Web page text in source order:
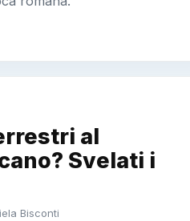
al
Svelati i
Bisconti